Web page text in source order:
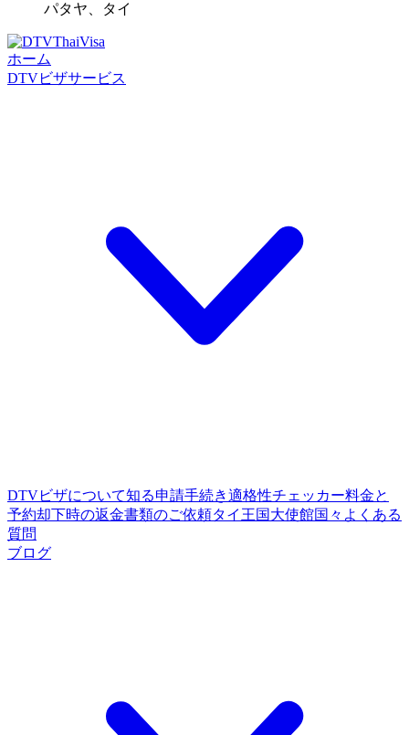
パタヤ、タイ
ホーム
DTVビザサービス
DTVビザについて知る申請手続き適格性チェッカー料金と
予約却下時の返金書類のご依頼タイ王国大使館国々 よくある
質問
ブログ